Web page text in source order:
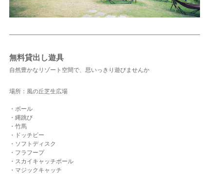
無料貸出し遊具
自然豊かなリゾート空間で、思いっきり遊びませんか
場所：風の丘芝生広場
・ボール
・縄跳び
・竹馬
・ドッチビー
・ソフトディスク
・フラフープ
・スカイキャッチボール
・マジックキャッチ